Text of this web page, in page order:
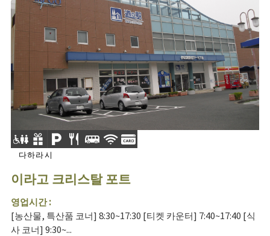
다하라시
이라고 크리스탈 포트
영업시간 :
[농산물, 특산품 코너] 8:30~17:30 [티켓 카운터] 7:40~17:40 [식
사 코너] 9:30~...